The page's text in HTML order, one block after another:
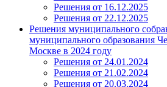
Решения от 16.12.2025
Решения от 22.12.2025
Решения муниципального
муниципального образования
Москве в 2024 году
Решения от 24.01.2024
Решения от 21.02.2024
Решения от 20.03.2024